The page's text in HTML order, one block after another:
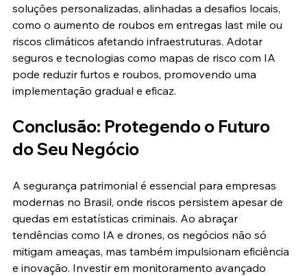
soluções personalizadas, alinhadas a desafios locais,
como o aumento de roubos em entregas last mile ou
riscos climáticos afetando infraestruturas. Adotar
seguros e tecnologias como mapas de risco com IA
pode reduzir furtos e roubos, promovendo uma
implementação gradual e eficaz.
Conclusão: Protegendo o Futuro
do Seu Negócio
A segurança patrimonial é essencial para empresas
modernas no Brasil, onde riscos persistem apesar de
quedas em estatísticas criminais. Ao abraçar
tendências como IA e drones, os negócios não só
mitigam ameaças, mas também impulsionam eficiência
e inovação. Investir em monitoramento avançado